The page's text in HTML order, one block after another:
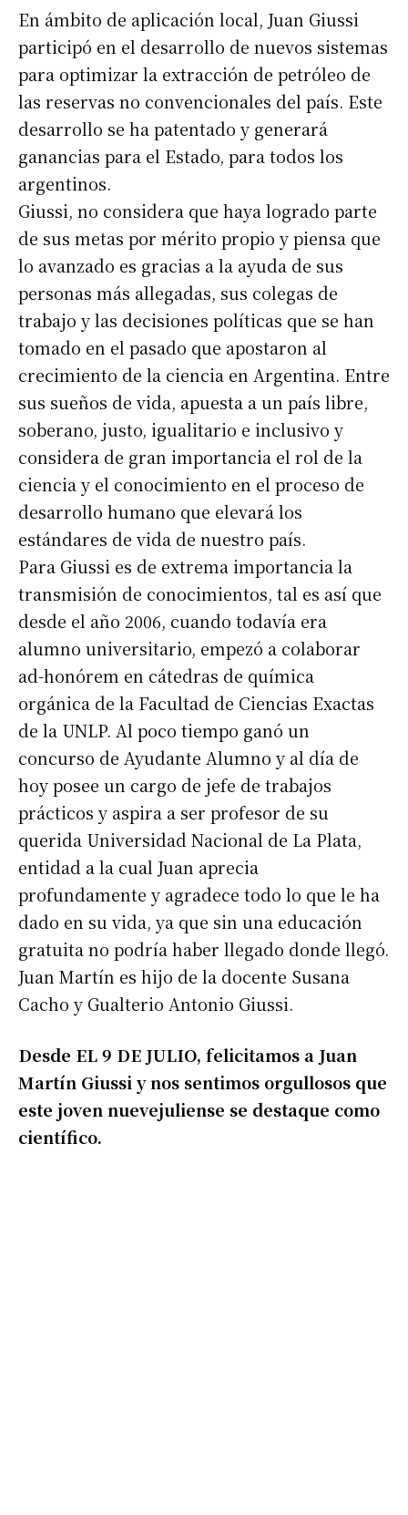
Suscribirme gratis
Dirección de correo electrónico
Nombre
Apellidos
Número de teléfono
En ámbito de aplicación local, Juan Giussi
participó en el desarrollo de nuevos sistemas
para optimizar la extracción de petróleo de
las reservas no convencionales del país. Este
desarrollo se ha patentado y generará
ganancias para el Estado, para todos los
argentinos.
Giussi, no considera que haya logrado parte
de sus metas por mérito propio y piensa que
lo avanzado es gracias a la ayuda de sus
personas más allegadas, sus colegas de
trabajo y las decisiones políticas que se han
tomado en el pasado que apostaron al
crecimiento de la ciencia en Argentina. Entre
sus sueños de vida, apuesta a un país libre,
soberano, justo, igualitario e inclusivo y
considera de gran importancia el rol de la
ciencia y el conocimiento en el proceso de
desarrollo humano que elevará los
estándares de vida de nuestro país.
Para Giussi es de extrema importancia la
transmisión de conocimientos, tal es así que
desde el año 2006, cuando todavía era
alumno universitario, empezó a colaborar
ad-honórem en cátedras de química
orgánica de la Facultad de Ciencias Exactas
de la UNLP. Al poco tiempo ganó un
concurso de Ayudante Alumno y al día de
hoy posee un cargo de jefe de trabajos
prácticos y aspira a ser profesor de su
querida Universidad Nacional de La Plata,
entidad a la cual Juan aprecia
profundamente y agradece todo lo que le ha
dado en su vida, ya que sin una educación
gratuita no podría haber llegado donde llegó.
Juan Martín es hijo de la docente Susana
Cacho y Gualterio Antonio Giussi.
Desde EL 9 DE JULIO, felicitamos a Juan
Martín Giussi y nos sentimos orgullosos que
este joven nuevejuliense se destaque como
científico.